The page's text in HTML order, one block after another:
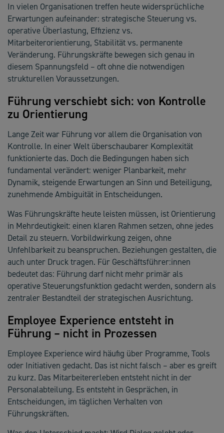
In vielen Organisationen treffen heute widersprüchliche
Erwartungen aufeinander: strategische Steuerung vs.
operative Überlastung, Effizienz vs.
Mitarbeiterorientierung, Stabilität vs. permanente
Veränderung. Führungskräfte bewegen sich genau in
diesem Spannungsfeld – oft ohne die notwendigen
strukturellen Voraussetzungen.
Führung verschiebt sich: von Kontrolle
zu Orientierung
Lange Zeit war Führung vor allem die Organisation von
Kontrolle. In einer Welt überschaubarer Komplexität
funktionierte das. Doch die Bedingungen haben sich
fundamental verändert: weniger Planbarkeit, mehr
Dynamik, steigende Erwartungen an Sinn und Beteiligung,
zunehmende Ambiguität in Entscheidungen.
Was Führungskräfte heute leisten müssen, ist Orientierung
in Mehrdeutigkeit: einen klaren Rahmen setzen, ohne jedes
Detail zu steuern. Vorbildwirkung zeigen, ohne
Unfehlbarkeit zu beanspruchen. Beziehungen gestalten, die
auch unter Druck tragen. Für Geschäftsführer:innen
bedeutet das: Führung darf nicht mehr primär als
operative Steuerungsfunktion gedacht werden, sondern als
zentraler Bestandteil der strategischen Ausrichtung.
Employee Experience entsteht in
Führung – nicht in Prozessen
Employee Experience wird häufig über Programme, Tools
oder Initiativen gedacht. Das ist nicht falsch – aber es greift
zu kurz. Das Mitarbeitererleben entsteht nicht in der
Personalabteilung. Es entsteht in Gesprächen, in
Entscheidungen, im täglichen Verhalten von
Führungskräften.